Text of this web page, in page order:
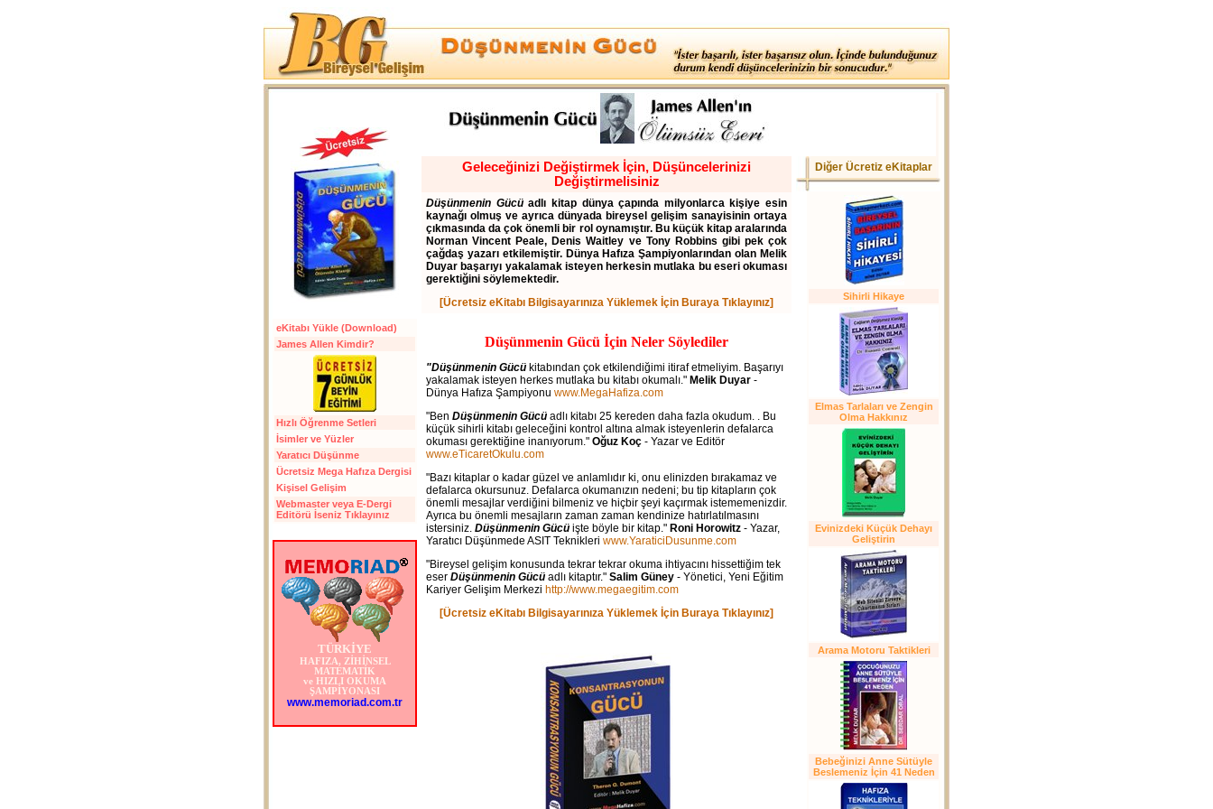
eKitabı Yükle (Download)
James Allen Kimdir?
Hızlı Öğrenme Setleri
İsimler ve Yüzler
Yaratıcı Düşünme
Ücretsiz Mega Hafıza Dergisi
Kişisel Gelişim
Webmaster veya E-Dergi
Editörü İseniz Tıklayınız
TÜRKİYE
HAFIZA, ZİHİNSEL
MATEMATİK
ve HIZLI OKUMA
ŞAMPİYONASI
www.memoriad.com.tr
Geleceğinizi Değiştirmek İçin, Düşüncelerinizi
Değiştirmelisiniz
Düşünmenin Gücüadlı kitap dünya çapında milyonlarca kişiye esin
kaynağı olmuş ve ayrıca dünyada bireysel gelişim sanayisinin ortaya
çıkmasında da çok önemli bir rol oynamıştır. Bu küçük kitap aralarında
Norman Vincent Peale, Denis Waitley ve Tony Robbins gibi pek çok
çağdaş yazarı etkilemiştir. Dünya Hafıza Şampiyonlarından olan Melik
Duyar başarıyı yakalamak isteyen herkesin mutlaka bu eseri okuması
gerektiğini söylemektedir.
[Ücretsiz eKitabı Bilgisayarınıza Yüklemek İçin Buraya Tıklayınız]
Düşünmenin Gücü İçin Neler Söylediler
"Düşünmenin Gücü kitabından çok etkilendiğimi itiraf etmeliyim. Başarıyı
yakalamak isteyen herkes mutlaka bu kitabı okumalı." Melik Duyar -
Dünya Hafıza Şampiyonu www.MegaHafiza.com
"Ben Düşünmenin Gücü adlı kitabı 25 kereden daha fazla okudum. . Bu
küçük sihirli kitabı geleceğini kontrol altına almak isteyenlerin defalarca
okuması gerektiğine inanıyorum." Oğuz Koç - Yazar ve Editör
www.eTicaretOkulu.com
"Bazı kitaplar o kadar güzel ve anlamlıdır ki, onu elinizden bırakamaz ve
defalarca okursunuz. Defalarca okumanızın nedeni; bu tip kitapların çok
önemli mesajlar verdiğini bilmeniz ve hiçbir şeyi kaçırmak istememenizdir.
Ayrıca bu önemli mesajların zaman zaman kendinize hatırlatılmasını
istersiniz. Düşünmenin Gücü işte böyle bir kitap." Roni Horowitz - Yazar,
Yaratıcı Düşünmede ASIT Teknikleri www.YaraticiDusunme.com
"Bireysel gelişim konusunda tekrar tekrar okuma ihtiyacını hissettiğim tek
eser Düşünmenin Gücü adlı kitaptır." Salim Güney - Yönetici, Yeni Eğitim
Kariyer Gelişim Merkezi http://www.megaegitim.com
[Ücretsiz eKitabı Bilgisayarınıza Yüklemek İçin Buraya Tıklayınız]
Diğer Ücretiz eKitaplar
Sihirli Hikaye
Elmas Tarlaları ve Zengin
Olma Hakkınız
Evinizdeki Küçük Dehayı
Geliştirin
Arama Motoru Taktikleri
Bebeğinizi Anne Sütüyle
Beslemeniz İçin 41 Neden